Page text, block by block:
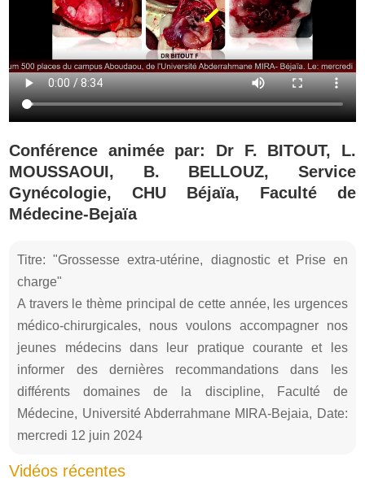
Conférence animée par: Dr F. BITOUT, L.
MOUSSAOUI, B. BELLOUZ, Service
Gynécologie, CHU Béjaïa, Faculté de
Médecine-Bejaïa
Titre: "Grossesse extra-utérine, diagnostic et Prise en
charge"
A travers le thème principal de cette année, les urgences
médico-chirurgicales, nous voulons accompagner nos
jeunes médecins dans leur pratique courante et les
informer des dernières recommandations dans les
différents domaines de la discipline, Faculté de
Médecine, Université Abderrahmane MIRA-Bejaia, Date:
mercredi 12 juin 2024
Vidéos récentes